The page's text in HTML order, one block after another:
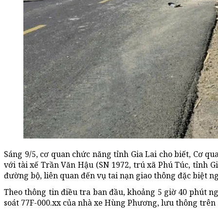
Sáng 9/5, cơ quan chức năng tỉnh Gia Lai cho biết, Cơ
với tài xế Trần Văn Hậu (SN 1972, trú xã Phú Túc, tỉnh
đường bộ, liên quan đến vụ tai nạn giao thông đặc biệt
Theo thông tin điều tra ban đầu, khoảng 5 giờ 40 phút
soát 77F-000.xx của nhà xe Hùng Phương, lưu thông